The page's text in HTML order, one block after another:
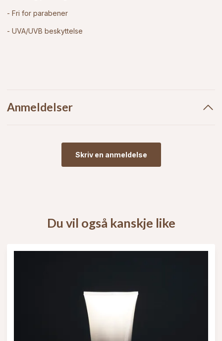
- Fri for parabener
- UVA/UVB beskyttelse
Anmeldelser
Skriv en anmeldelse
Du vil også kanskje like